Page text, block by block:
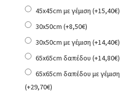
45x45cm με γέμιση (+15,40€)
30x50cm (+8,50€)
30x50cm με γέμιση (+14,40€)
65x65cm δαπέδου (+14,80€)
65x65cm δαπέδου με γέμιση
(+29,70€)